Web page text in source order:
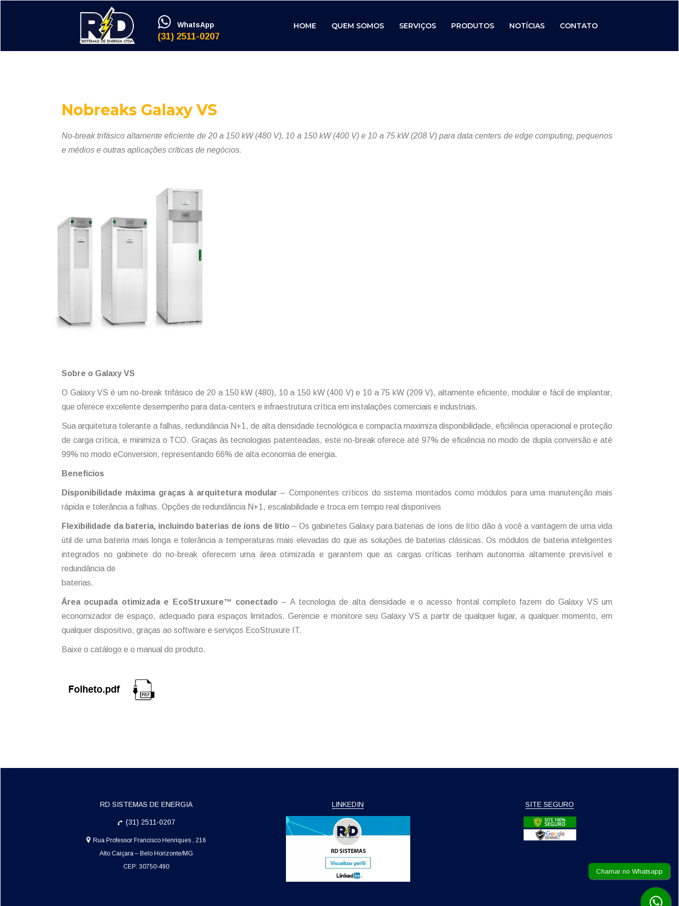
WhatsApp
(31) 2511-0207
HOME QUEM SOMOS SERVIÇOS PRODUTOS NOTÍCIAS CONTATO
Nobreaks Galaxy VS
No-break trifásico altamente eficiente de 20 a 150 kW (480 V), 10 a 150 kW (400 V) e 10 a 75 kW (208 V) para data centers de edge computing, pequenos
e médios e outras aplicações críticas de negócios.
Sobre o Galaxy VS
O Galaxy VS é um no-break trifásico de 20 a 150 kW (480), 10 a 150 kW (400 V) e 10 a 75 kW (209 V), altamente eficiente, modular e fácil de implantar,
que oferece excelente desempenho para data-centers e infraestrutura crítica em instalações comerciais e industriais.
Sua arquitetura tolerante a falhas, redundância N+1, de alta densidade tecnológica e compacta maximiza disponibilidade, eficiência operacional e proteção
de carga crítica, e minimiza o TCO. Graças às tecnologias patenteadas, este no-break oferece até 97% de eficiência no modo de dupla conversão e até
99% no modo eConversion, representando 66% de alta economia de energia.
Benefícios
Disponibilidade máxima graças à arquitetura modular – Componentes críticos do sistema montados como módulos para uma manutenção mais
rápida e tolerância a falhas. Opções de redundância N+1, escalabilidade e troca em tempo real disponíveis
Flexibilidade da bateria, incluindo baterias de íons de lítio – Os gabinetes Galaxy para baterias de íons de lítio dão à você a vantagem de uma vida
útil de uma bateria mais longa e tolerância a temperaturas mais elevadas do que as soluções de baterias clássicas. Os módulos de bateria inteligentes
integrados no gabinete do no-break oferecem uma área otimizada e garantem que as cargas críticas tenham autonomia altamente previsível e
redundância de
baterias.
Área ocupada otimizada e EcoStruxure™ conectado– A tecnologia de alta densidade e o acesso frontal completo fazem do Galaxy VS um
economizador de espaço, adequado para espaços limitados. Gerencie e monitore seu Galaxy VS a partir de qualquer lugar, a qualquer momento, em
qualquer dispositivo, graças ao software e serviços EcoStruxure IT.
Baixe o catálogo e o manual do produto.
Chamar no Whatsapp
RD SISTEMAS DE ENERGIA
(31) 2511-0207
Rua Professor Francisco Henriques , 216
Alto Caiçara – Belo Horizonte/MG
CEP: 30750-490
LINKEDIN SITE SEGURO